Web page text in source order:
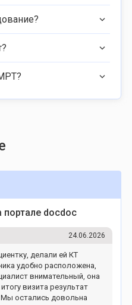
docdoc
24.06.2026
делали ей КТ
удобно расположена,
внимательный, она
визита результат
Мы остались довольна